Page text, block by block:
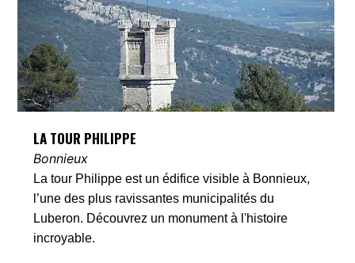
LA TOUR PHILIPPE
Bonnieux
La tour Philippe est un édifice visible à Bonnieux,
l’une des plus ravissantes municipalités du
Luberon. Découvrez un monument à l'histoire
incroyable.